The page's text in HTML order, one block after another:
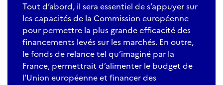
Tout d’abord, il sera essentiel de s’appuyer sur
les capacités de la Commission européenne
pour permettre la plus grande efficacité des
financements levés sur les marchés. En outre,
le fonds de relance tel qu’imaginé par la
France, permettrait d’alimenter le budget de
l’Union européenne et financer des